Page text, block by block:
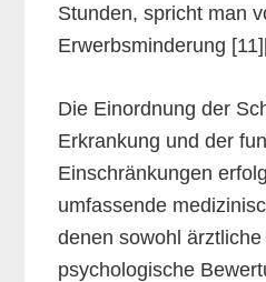
Stunden, spricht man
Erwerbsminderung
Die Einordnung der
Erkrankung und der
Einschränkungen
umfassende
denen sowohl
psychologische